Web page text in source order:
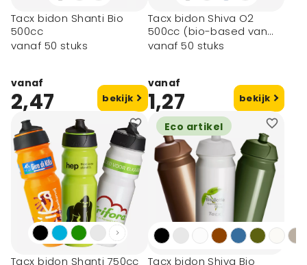
Tacx bidon Shanti Bio
500cc
vanaf 50 stuks
vanaf
2,47 bekijk
Tacx bidon Shiva O2
500cc (bio-based van
suikerriet)
vanaf 50 stuks
vanaf
1,27 bekijk
Tacx bidon Shanti 750cc
Eco artikel
Tacx bidon Shiva Bio